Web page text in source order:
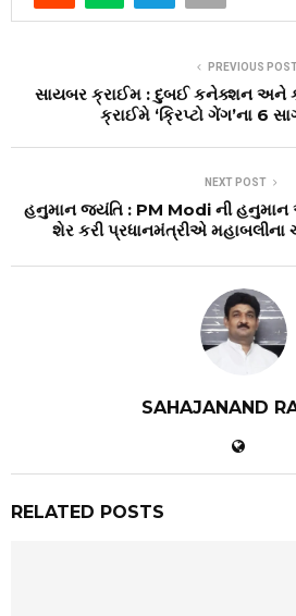
PREVIOUS
સાયબર ક્રાઈમ : દુબઈ કનેક્શન અને
ક્રાઈમે ‘ક્રિપ્ટો ગેંગ’ના 6
NEXT POST
હનુમાન જયંતિ : PM Modi ની હનુમાન
શેર કરી પ્રધાનમંત્રીએ મહાબલીના
SAHAJANAND
RELATED POSTS